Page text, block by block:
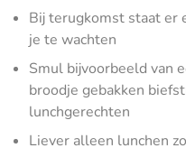
Bij terugkomst staat er
je te wachten
Smul bijvoorbeeld van
broodje gebakken
lunchgerechten
Liever alleen lunchen